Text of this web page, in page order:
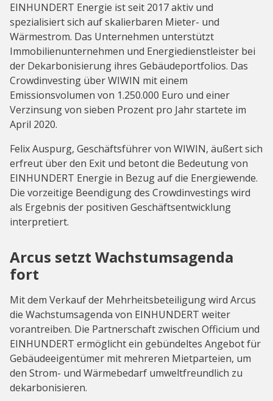
EINHUNDERT Energie ist seit 2017 aktiv und
spezialisiert sich auf skalierbaren Mieter- und
Wärmestrom. Das Unternehmen unterstützt
Immobilienunternehmen und Energiedienstleister bei
der Dekarbonisierung ihres Gebäudeportfolios. Das
Crowdinvesting über WIWIN mit einem
Emissionsvolumen von 1.250.000 Euro und einer
Verzinsung von sieben Prozent pro Jahr startete im
April 2020.
Felix Auspurg, Geschäftsführer von WIWIN, äußert sich
erfreut über den Exit und betont die Bedeutung von
EINHUNDERT Energie in Bezug auf die Energiewende.
Die vorzeitige Beendigung des Crowdinvestings wird
als Ergebnis der positiven Geschäftsentwicklung
interpretiert.
Arcus setzt Wachstumsagenda
fort
Mit dem Verkauf der Mehrheitsbeteiligung wird Arcus
die Wachstumsagenda von EINHUNDERT weiter
vorantreiben. Die Partnerschaft zwischen Officium und
EINHUNDERT ermöglicht ein gebündeltes Angebot für
Gebäudeeigentümer mit mehreren Mietparteien, um
den Strom- und Wärmebedarf umweltfreundlich zu
dekarbonisieren.